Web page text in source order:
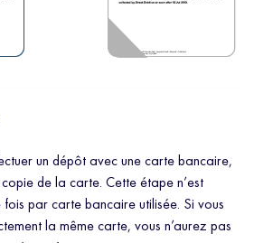
un dépôt avec une carte bancaire,
de la carte. Cette étape n’est
fois par carte bancaire utilisée. Si vous
la même carte, vous n’aurez pas